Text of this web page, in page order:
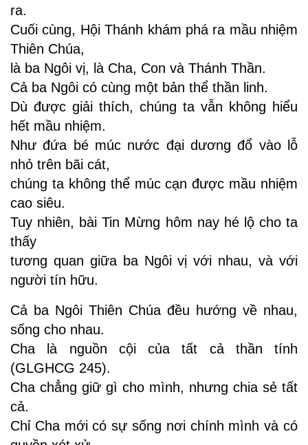
ra.
Cuối cùng, Hội Thánh khám phá ra mầu nhiệm
Thiên Chúa,
là ba Ngôi vị, là Cha, Con và Thánh Thần.
Cả ba Ngôi có cùng một bản thể thần linh.
Dù được giải thích, chúng ta vẫn không hiểu
hết mầu nhiệm.
Như đứa bé múc nước đại dương đổ vào lỗ
nhỏ trên bãi cát,
chúng ta không thể múc cạn được mầu nhiệm
cao siêu.
Tuy nhiên, bài Tin Mừng hôm nay hé lộ cho ta
thấy
tương quan giữa ba Ngôi vị với nhau, và với
người tín hữu.
Cả ba Ngôi Thiên Chúa đều hướng về nhau,
sống cho nhau.
Cha là nguồn cội của tất cả thần tính
(GLGHCG 245).
Cha chẳng giữ gì cho mình, nhưng chia sẻ tất
cả.
Chỉ Cha mới có sự sống nơi chính mình và có